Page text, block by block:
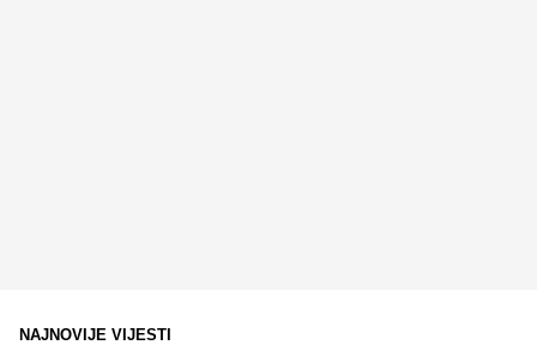
NAJNOVIJE VIJESTI